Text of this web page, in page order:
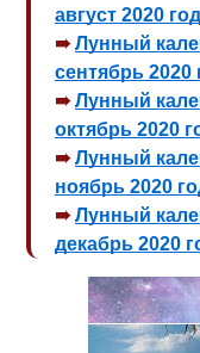
август 2020
Лунный
сентябрь 2020
Лунный
октябрь 2020
Лунный
ноябрь 2020
Лунный
декабрь 2020